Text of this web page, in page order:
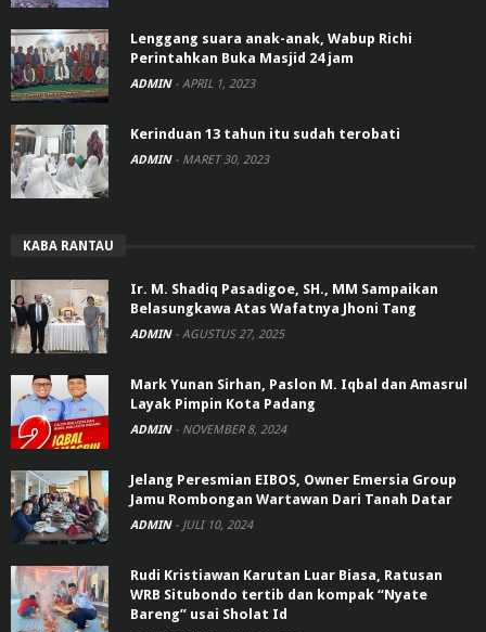
Lenggang suara anak-anak, Wabup Richi
Perintahkan Buka Masjid 24 jam
ADMIN - APRIL 1, 2023
Kerinduan 13 tahun itu sudah terobati
ADMIN - MARET 30, 2023
KABA RANTAU
Ir. M. Shadiq Pasadigoe, SH., MM Sampaikan
Belasungkawa Atas Wafatnya Jhoni Tang
ADMIN - AGUSTUS 27, 2025
Mark Yunan Sirhan, Paslon M. Iqbal dan Amasrul
Layak Pimpin Kota Padang
ADMIN - NOVEMBER 8, 2024
Jelang Peresmian EIBOS, Owner Emersia Group
Jamu Rombongan Wartawan Dari Tanah Datar
ADMIN - JULI 10, 2024
Rudi Kristiawan Karutan Luar Biasa, Ratusan
WRB Situbondo tertib dan kompak “Nyate
Bareng” usai Sholat Id